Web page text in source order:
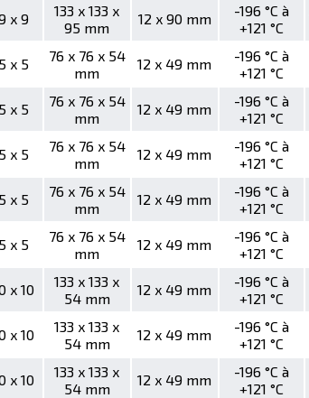
x 9
133 x 133 x
95 mm
12 x 90 mm
-196 °C à
+121 °C
5 x 5
76 x 76 x 54
mm
12 x 49 mm
-196 °C à
+121 °C
5 x 5
76 x 76 x 54
mm
12 x 49 mm
-196 °C à
+121 °C
5 x 5
76 x 76 x 54
mm
12 x 49 mm
-196 °C à
+121 °C
5 x 5
76 x 76 x 54
mm
12 x 49 mm
-196 °C à
+121 °C
5 x 5
76 x 76 x 54
mm
12 x 49 mm
-196 °C à
+121 °C
x 10
133 x 133 x
54 mm
12 x 49 mm
-196 °C à
+121 °C
x 10
133 x 133 x
54 mm
12 x 49 mm
-196 °C à
+121 °C
x 10
133 x 133 x
54 mm
12 x 49 mm
-196 °C à
+121 °C